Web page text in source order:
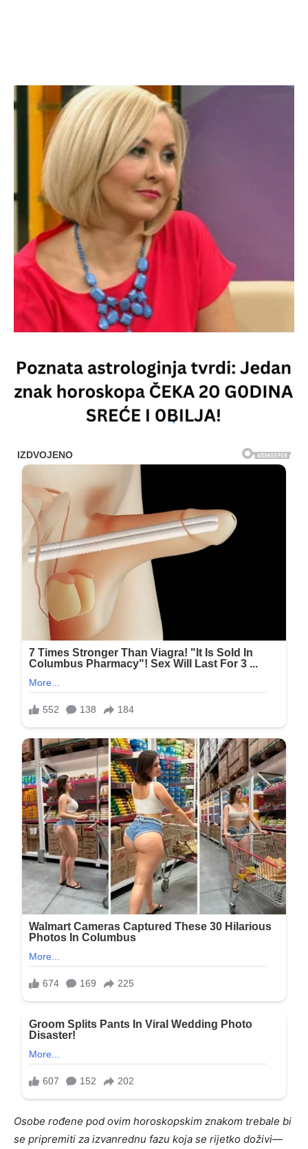
Osobe rođene pod ovim horoskopskim znakom trebale bi
se pripremiti za izvanrednu fazu koja se rijetko doživi—